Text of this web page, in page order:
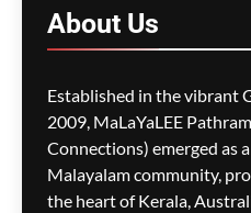
M5
മാലിന്യ
About Us
Established in the vibrant
2009, MaLaYaLEE
Connections) emerged as
Malayalam community,
the heart of Kerala,